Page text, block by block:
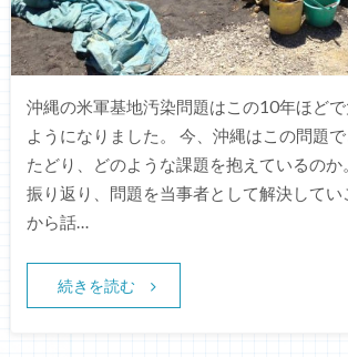
沖縄の米軍基地汚染問題はこの10年ほど
ようになりました。 今、沖縄はこの問題
たどり、どのような課題を抱えているのか
振り返り、問題を当事者として解決して
から話…
続きを読む